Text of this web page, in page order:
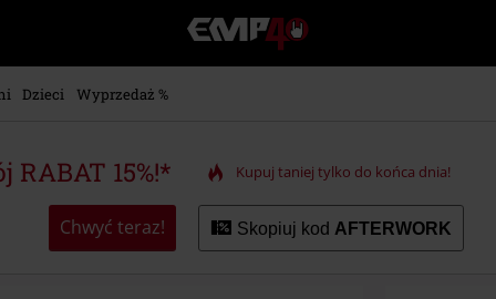
EMP
-
Merch
Seriali
Gier
Dzieci Wyprzedaż %
15%!* Kupuj taniej tylko do końca dnia!
Chwyć teraz! Skopiuj kod AFTERWORK